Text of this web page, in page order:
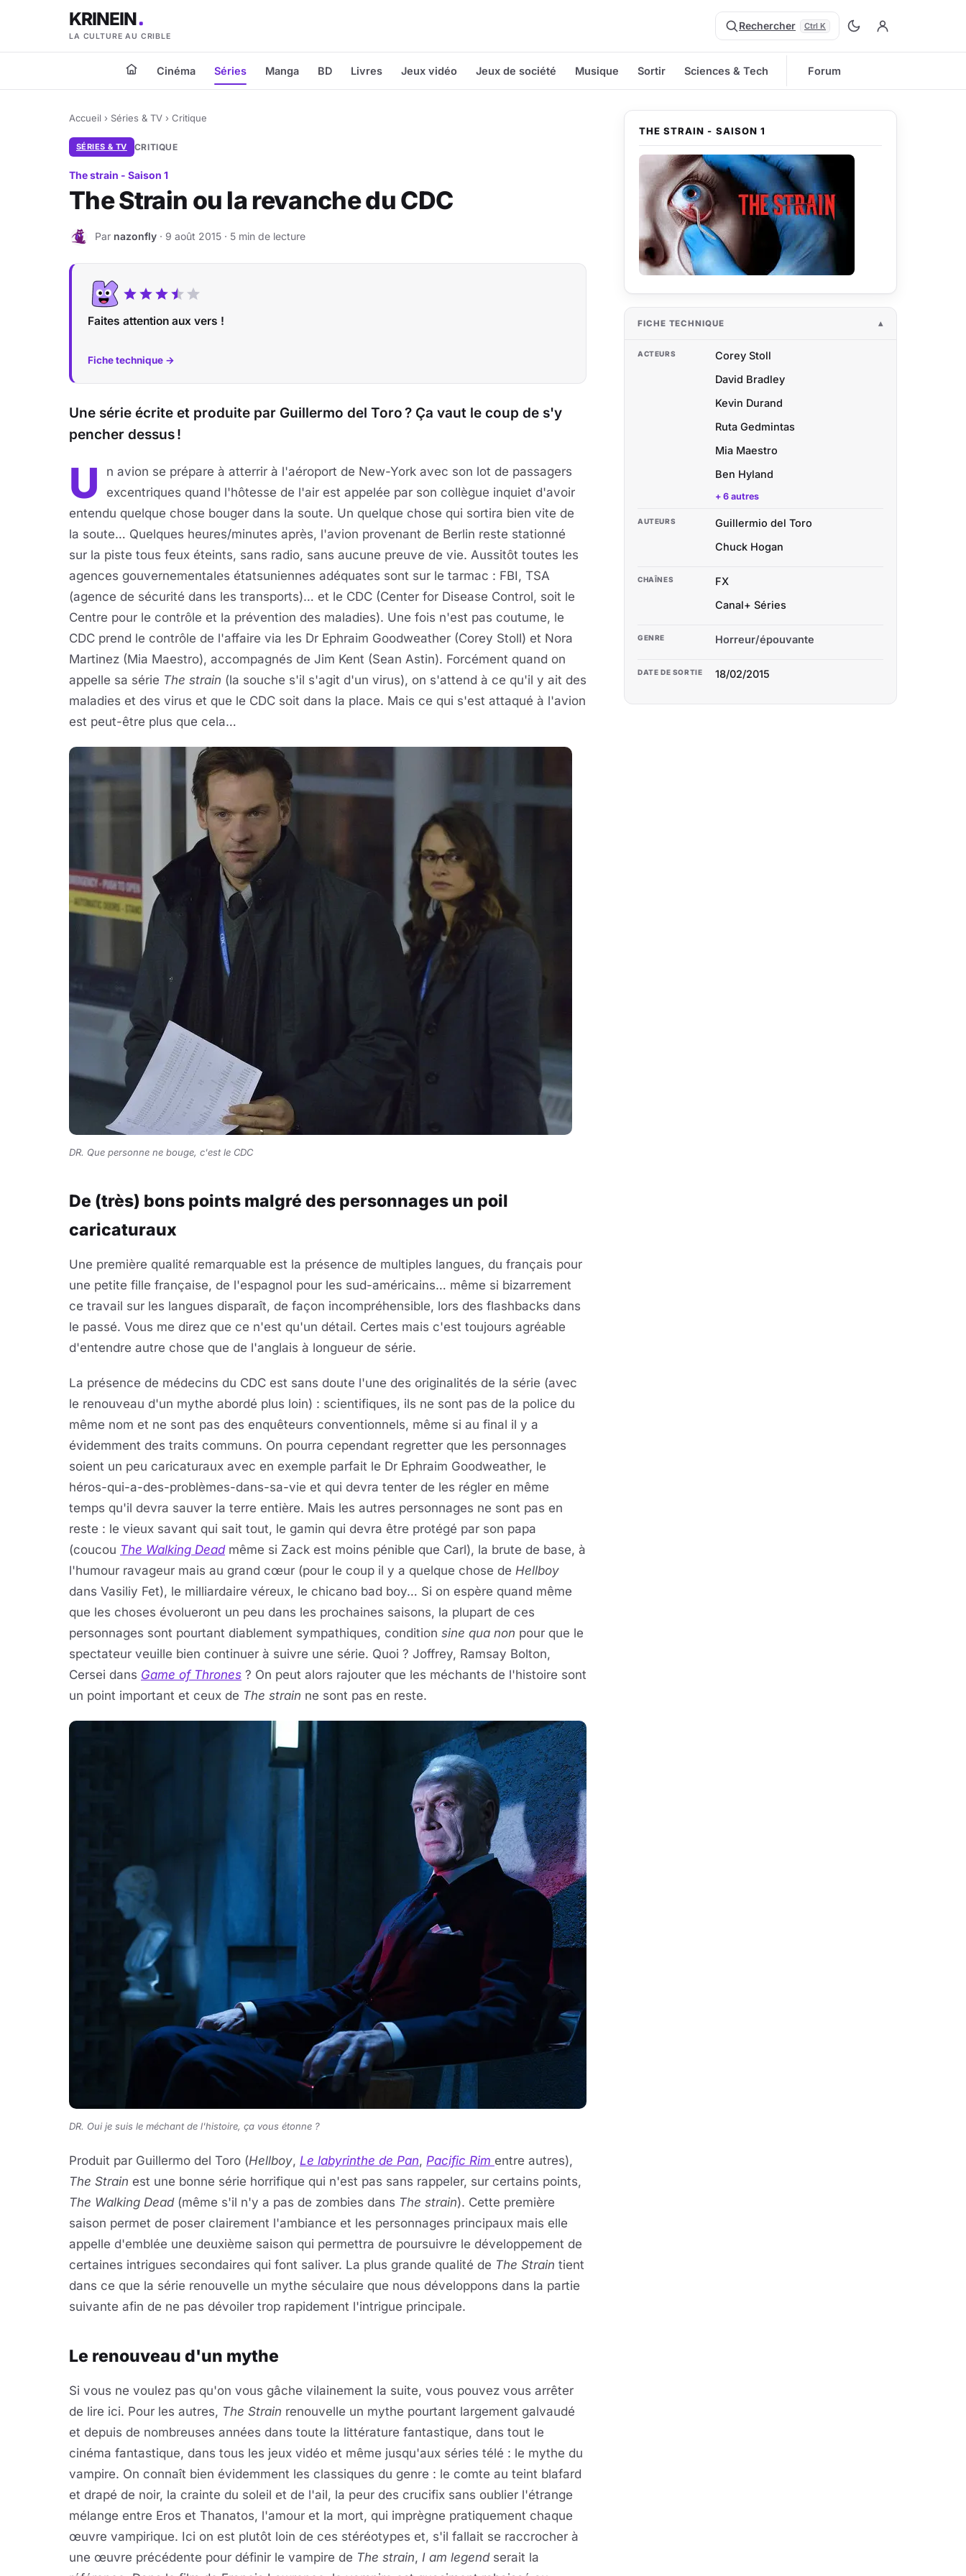
KRINEIN
LA CULTURE AU CRIBLE
Rechercher Ctrl K
Cinéma Séries Manga BD Livres Jeux vidéo Jeux de société Musique Sortir Sciences & Tech Forum
Accueil › Séries & TV › Critique
SÉRIES & TV CRITIQUE
The strain - Saison 1
The Strain ou la revanche du CDC
N Par nazonfly · 9 août 2015 · 5 min de lecture
Faites attention aux vers !
Fiche technique →
Une série écrite et produite par Guillermo del Toro ? Ça vaut le coup de s'y
pencher dessus !
U
n avion se prépare à atterrir à l'aéroport de New-York avec son lot de passagers
excentriques quand l'hôtesse de l'air est appelée par son collègue inquiet d'avoir
entendu quelque chose bouger dans la soute. Un quelque chose qui sortira bien vite de
la soute… Quelques heures/minutes après, l'avion provenant de Berlin reste stationné
sur la piste tous feux éteints, sans radio, sans aucune preuve de vie. Aussitôt toutes les
agences gouvernementales étatsuniennes adéquates sont sur le tarmac : FBI, TSA
(agence de sécurité dans les transports)… et le CDC (Center for Disease Control, soit le
Centre pour le contrôle et la prévention des maladies). Une fois n'est pas coutume, le
CDC prend le contrôle de l'affaire via les Dr Ephraim Goodweather (Corey Stoll) et Nora
Martinez (Mia Maestro), accompagnés de Jim Kent (Sean Astin). Forcément quand on
appelle sa série The strain (la souche s'il s'agit d'un virus), on s'attend à ce qu'il y ait des
maladies et des virus et que le CDC soit dans la place. Mais ce qui s'est attaqué à l'avion
est peut-être plus que cela…
DR. Que personne ne bouge, c'est le CDC
De (très) bons points malgré des personnages un poil
caricaturaux
Une première qualité remarquable est la présence de multiples langues, du français pour
une petite fille française, de l'espagnol pour les sud-américains… même si bizarrement
ce travail sur les langues disparaît, de façon incompréhensible, lors des flashbacks dans
le passé. Vous me direz que ce n'est qu'un détail. Certes mais c'est toujours agréable
d'entendre autre chose que de l'anglais à longueur de série.
La présence de médecins du CDC est sans doute l'une des originalités de la série (avec
le renouveau d'un mythe abordé plus loin) : scientifiques, ils ne sont pas de la police du
même nom et ne sont pas des enquêteurs conventionnels, même si au final il y a
évidemment des traits communs. On pourra cependant regretter que les personnages
soient un peu caricaturaux avec en exemple parfait le Dr Ephraim Goodweather, le
héros-qui-a-des-problèmes-dans-sa-vie et qui devra tenter de les régler en même
temps qu'il devra sauver la terre entière. Mais les autres personnages ne sont pas en
reste : le vieux savant qui sait tout, le gamin qui devra être protégé par son papa
(coucou The Walking Deadmême si Zack est moins pénible que Carl), la brute de base, à
l'humour ravageur mais au grand cœur (pour le coup il y a quelque chose de Hellboy
dans Vasiliy Fet), le milliardaire véreux, le chicano bad boy… Si on espère quand même
que les choses évolueront un peu dans les prochaines saisons, la plupart de ces
personnages sont pourtant diablement sympathiques, condition sine qua non pour que le
spectateur veuille bien continuer à suivre une série. Quoi ? Joffrey, Ramsay Bolton,
Cersei dans Game of Thrones ? On peut alors rajouter que les méchants de l'histoire sont
un point important et ceux de The strain ne sont pas en reste.
DR. Oui je suis le méchant de l'histoire, ça vous étonne ?
Produit par Guillermo del Toro (Hellboy, Le labyrinthe de Pan, Pacific Rim entre autres),
The Strain est une bonne série horrifique qui n'est pas sans rappeler, sur certains points,
The Walking Dead(même s'il n'y a pas de zombies dans The strain). Cette première
saison permet de poser clairement l'ambiance et les personnages principaux mais elle
appelle d'emblée une deuxième saison qui permettra de poursuivre le développement de
certaines intrigues secondaires qui font saliver. La plus grande qualité de The Strain tient
dans ce que la série renouvelle un mythe séculaire que nous développons dans la partie
suivante afin de ne pas dévoiler trop rapidement l'intrigue principale.
Le renouveau d'un mythe
Si vous ne voulez pas qu'on vous gâche vilainement la suite, vous pouvez vous arrêter
de lire ici. Pour les autres, The Strain renouvelle un mythe pourtant largement galvaudé
et depuis de nombreuses années dans toute la littérature fantastique, dans tout le
cinéma fantastique, dans tous les jeux vidéo et même jusqu'aux séries télé : le mythe du
vampire. On connaît bien évidemment les classiques du genre : le comte au teint blafard
et drapé de noir, la crainte du soleil et de l'ail, la peur des crucifix sans oublier l'étrange
mélange entre Eros et Thanatos, l'amour et la mort, qui imprègne pratiquement chaque
œuvre vampirique. Ici on est plutôt loin de ces stéréotypes et, s'il fallait se raccrocher à
une œuvre précédente pour définir le vampire de The strain, I am legendserait la
THE STRAIN - SAISON 1
FICHE TECHNIQUE
ACTEURS
Corey Stoll
David Bradley
Kevin Durand
Ruta Gedmintas
Mia Maestro
Ben Hyland
+ 6 autres
AUTEURS
Guillermio del Toro
Chuck Hogan
CHAÎNES
FX
Canal+ Séries
GENRE Horreur/épouvante
DATE DE SORTIE 18/02/2015